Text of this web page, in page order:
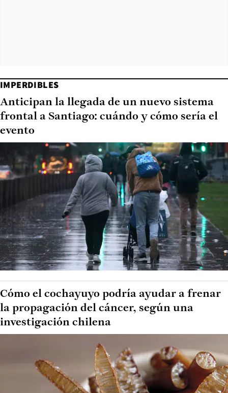
IMPERDIBLES
Anticipan la llegada de un nuevo sistema
frontal a Santiago: cuándo y cómo sería el
evento
Cómo el cochayuyo podría ayudar a frenar
la propagación del cáncer, según una
investigación chilena